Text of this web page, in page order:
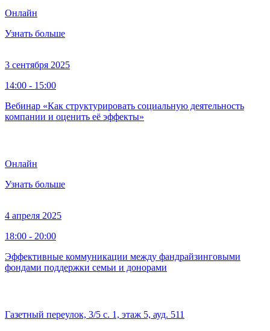
Онлайн
Узнать больше
3 сентября 2025
14:00 - 15:00
Вебинар «Как структурировать социальную деятельность
компании и оценить её эффекты»
Онлайн
Узнать больше
4 апреля 2025
18:00 - 20:00
Эффективные коммуникации между фандрайзинговыми
фондами поддержки семьи и донорами
Газетный переулок, 3/5 с. 1, этаж 5, ауд. 511